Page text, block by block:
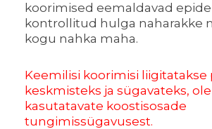
koorimised eemaldavad
kontrollitud hulga naharakke
kogu nahka maha.
Keemilisi koorimisi
keskmisteks ja sügavateks,
kasutatavate koostisosade
tungimissügavusest.